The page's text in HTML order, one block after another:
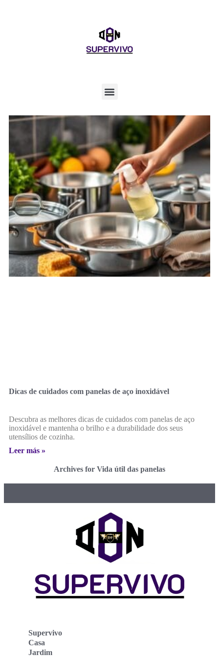
Dicas de cuidados com panelas de aço inoxidável
Descubra as melhores dicas de cuidados com panelas de aço
inoxidável e mantenha o brilho e a durabilidade dos seus
utensílios de cozinha.
Leer más »
Archives for Vida útil das panelas
Supervivo
Casa
Jardim